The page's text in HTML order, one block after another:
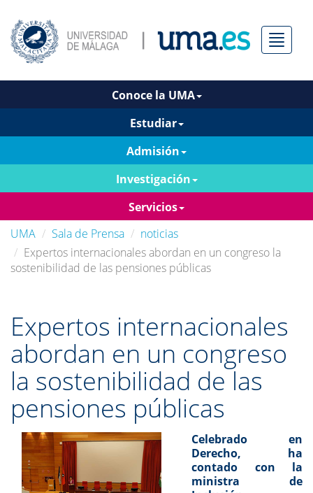
Menú
Conoce la UMA
Estudiar
Admisión
Investigación
Servicios
UMA
Sala de Prensa
noticias
Expertos internacionales abordan en un congreso la
sostenibilidad de las pensiones públicas
Expertos internacionales
abordan en un congreso
la sostenibilidad de las
pensiones públicas
Celebrado en
Derecho, ha
contado con la
ministra de